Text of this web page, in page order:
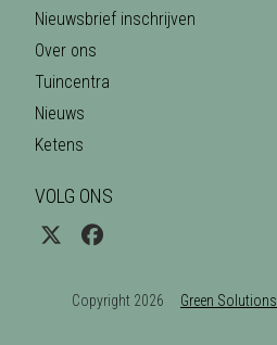
Nieuwsbrief inschrijven
Over ons
Tuincentra
Nieuws
Ketens
VOLG ONS
Copyright 2026 Green Solutions